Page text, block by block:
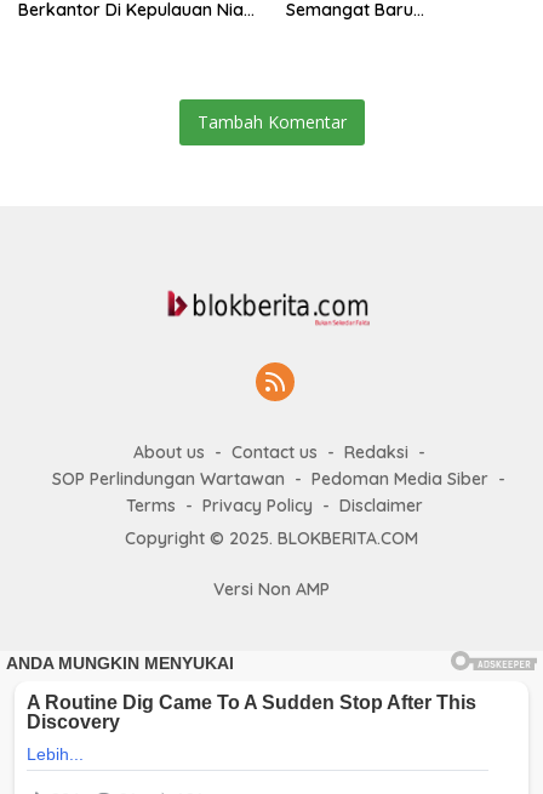
Berkantor Di Kepulauan Nias,
Semangat Baru
Tambah Komentar
About us Contact us
Redaksi
SOP Perlindungan Wartawan
Pedoman Media Siber
Terms
Privacy Policy
Disclaimer
Copyright © 2025. BLOKBERITA.COM
Versi Non AMP